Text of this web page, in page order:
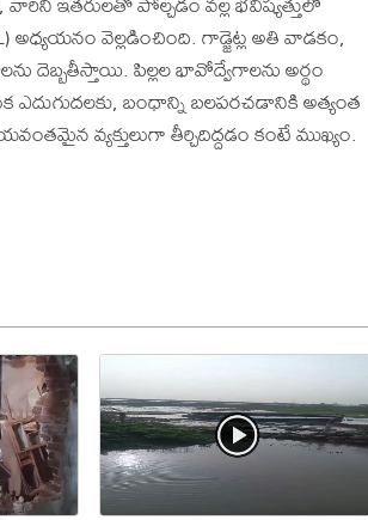
అధ్యయనం వెల్లడించింది. గాడ్జెట్ల అతి వాడకం,
దెబ్బతీస్తాయి. పిల్లల భావోద్వేగాలను అర్థం
బంధాన్ని బలపరచడానికి అత్యంత
వ్యక్తులుగా తీర్చిదిద్దడం కంటే ముఖ్యం.